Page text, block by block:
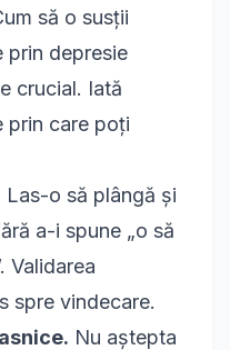
să o susții
prin depresie
crucial. Iată
prin care poți
Las-o să plângă și
a-i spune „o să
Validarea
spre vindecare.
Nu aștepta